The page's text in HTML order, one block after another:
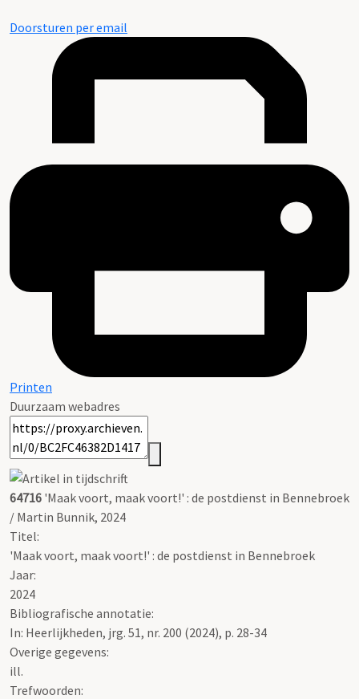
Doorsturen per email
Printen
Duurzaam webadres
64716 'Maak voort, maak voort!' : de postdienst in Bennebroek
/ Martin Bunnik, 2024
Titel:
'Maak voort, maak voort!' : de postdienst in Bennebroek
Jaar:
2024
Bibliografische annotatie:
In: Heerlijkheden, jrg. 51, nr. 200 (2024), p. 28-34
Overige gegevens:
ill.
Trefwoorden: